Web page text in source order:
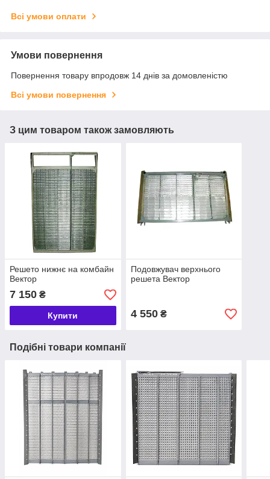
Всі умови оплати
Умови повернення
Повернення товару впродовж 14 днів за домовленістю
Всі умови повернення
З цим товаром також замовляють
Решето нижнє на комбайн
Вектор
7 150 ₴
Купити
Подовжувач верхнього
решета Вектор
4 550₴
Подібні товари компанії